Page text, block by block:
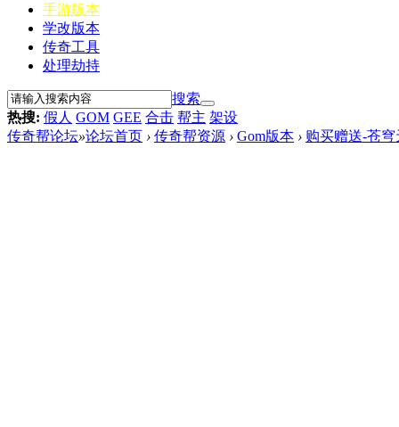
手游版本
学改版本
传奇工具
处理劫持
搜索
热搜: 假人 GOM GEE 合击 帮主 架设
传奇帮论坛»论坛首页 › 传奇帮资源 › Gom版本 › 购买赠送-苍